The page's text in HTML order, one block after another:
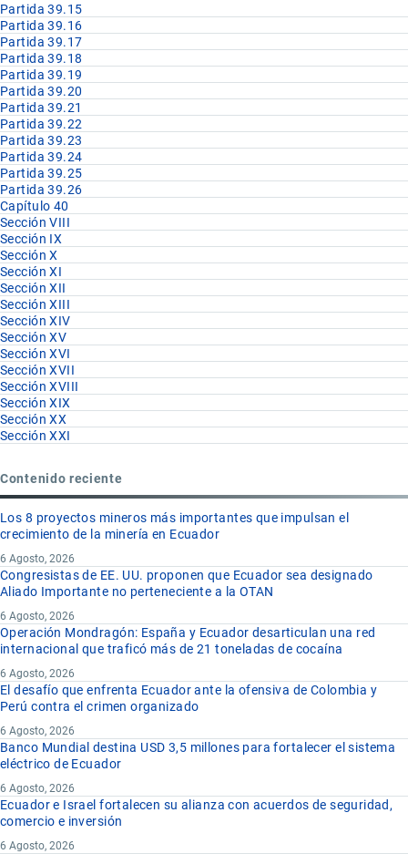
Partida 39.15
Partida 39.16
Partida 39.17
Partida 39.18
Partida 39.19
Partida 39.20
Partida 39.21
Partida 39.22
Partida 39.23
Partida 39.24
Partida 39.25
Partida 39.26
Capítulo 40
Sección VIII
Sección IX
Sección X
Sección XI
Sección XII
Sección XIII
Sección XIV
Sección XV
Sección XVI
Sección XVII
Sección XVIII
Sección XIX
Sección XX
Sección XXI
Contenido reciente
Los 8 proyectos mineros más importantes que impulsan el
crecimiento de la minería en Ecuador
6 Agosto, 2026
Congresistas de EE. UU. proponen que Ecuador sea designado
Aliado Importante no perteneciente a la OTAN
6 Agosto, 2026
Operación Mondragón: España y Ecuador desarticulan una red
internacional que traficó más de 21 toneladas de cocaína
6 Agosto, 2026
El desafío que enfrenta Ecuador ante la ofensiva de Colombia y
Perú contra el crimen organizado
6 Agosto, 2026
Banco Mundial destina USD 3,5 millones para fortalecer el sistema
eléctrico de Ecuador
6 Agosto, 2026
Ecuador e Israel fortalecen su alianza con acuerdos de seguridad,
comercio e inversión
6 Agosto, 2026